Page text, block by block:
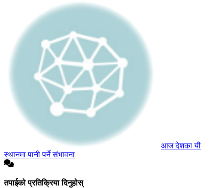
आज देशका यी
स्थानमा पानी पर्ने संभावना
तपाईको प्रतिक्रिया दिनुहोस्